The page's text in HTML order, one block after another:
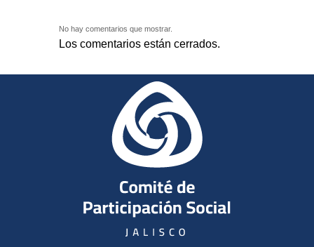
No hay comentarios que mostrar.
Los comentarios están cerrados.